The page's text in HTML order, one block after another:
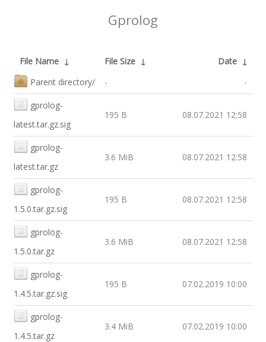
Gprolog
File Name ↓ File Size ↓ Date ↓
Parent directory/
- -
gprolog-
latest.tar.gz.sig
195 B 08.07.2021 12:58
gprolog-
latest.tar.gz
3.6 MiB 08.07.2021 12:58
gprolog-
1.5.0.tar.gz.sig
195 B 08.07.2021 12:58
gprolog-
1.5.0.tar.gz
3.6 MiB 08.07.2021 12:58
gprolog-
1.4.5.tar.gz.sig
195 B 07.02.2019 10:00
gprolog-
1.4.5.tar.gz
3.4 MiB 07.02.2019 10:00